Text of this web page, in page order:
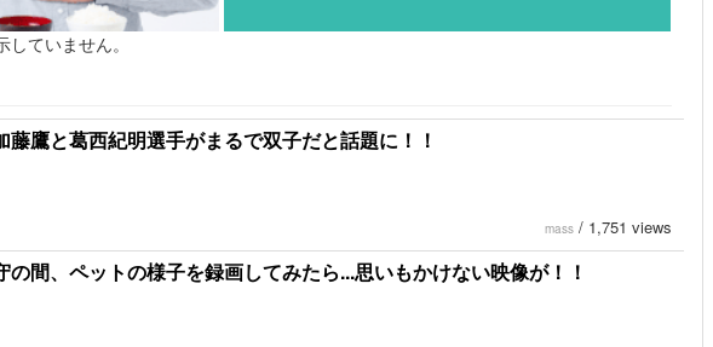
ていません。
藤鷹と葛西紀明選手がまるで双子だと話題に！！
mass / 1,751 views
の間、ペットの様子を録画してみたら...思いもかけない映像が！！